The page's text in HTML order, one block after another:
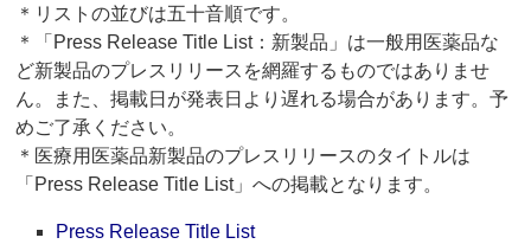
＊リストの並びは五十音順です。
＊「Press Release Title List：新製品」は一般用医薬品な
ど新製品のプレスリリースを網羅するものではありませ
ん。また、掲載日が発表日より遅れる場合があります。予
めご了承ください。
＊医療用医薬品新製品のプレスリリースのタイトルは
「Press Release Title List」への掲載となります。
Press Release Title List